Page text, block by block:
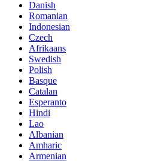
Danish
Romanian
Indonesian
Czech
Afrikaans
Swedish
Polish
Basque
Catalan
Esperanto
Hindi
Lao
Albanian
Amharic
Armenian